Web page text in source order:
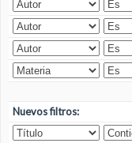
Nuevos filtros: